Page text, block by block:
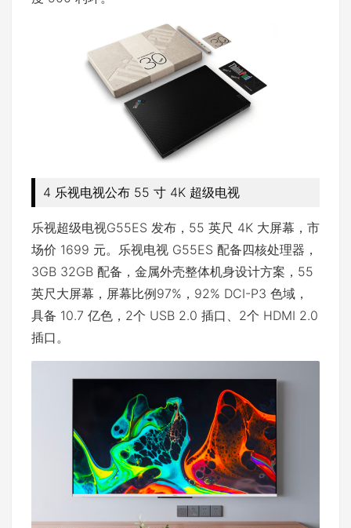
4 乐视电视公布 55 寸 4K 超级电视
乐视超级电视G55ES 发布，55 英尺 4K 大屏幕，市
场价 1699 元。乐视电视 G55ES 配备四核处理器，
3GB 32GB 配备，金属外壳整体机身设计方案，55
英尺大屏幕，屏幕比例97%，92% DCI-P3 色域，
具备 10.7 亿色，2个 USB 2.0 插口、2个 HDMI 2.0
插口。